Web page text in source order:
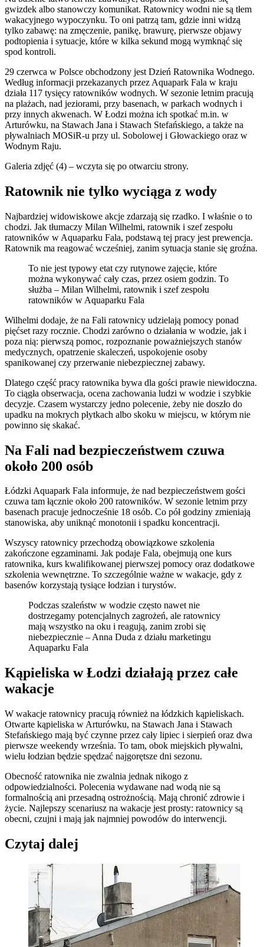
gwizdek albo stanowczy komunikat. Ratownicy wodni nie są tłem
wakacyjnego wypoczynku. To oni patrzą tam, gdzie inni widzą
tylko zabawę: na zmęczenie, panikę, brawurę, pierwsze objawy
podtopienia i sytuacje, które w kilka sekund mogą wymknąć się
spod kontroli.
29 czerwca w Polsce obchodzony jest Dzień Ratownika Wodnego.
Według informacji przekazanych przez Aquapark Fala w kraju
działa 117 tysięcy ratowników wodnych. W sezonie letnim pracują
na plażach, nad jeziorami, przy basenach, w parkach wodnych i
przy innych akwenach. W Łodzi można ich spotkać m.in. w
Arturówku, na Stawach Jana i Stawach Stefańskiego, a także na
pływalniach MOSiR-u przy ul. Sobolowej i Głowackiego oraz w
Wodnym Raju.
Galeria zdjęć (4) – wczyta się po otwarciu strony.
Ratownik nie tylko wyciąga z wody
Najbardziej widowiskowe akcje zdarzają się rzadko. I właśnie o to
chodzi. Jak tłumaczy Milan Wilhelmi, ratownik i szef zespołu
ratowników w Aquaparku Fala, podstawą tej pracy jest prewencja.
Ratownik ma reagować wcześniej, zanim sytuacja stanie się groźna.
To nie jest typowy etat czy rutynowe zajęcie, które
można wykonywać cały czas, przez osiem godzin. To
służba – Milan Wilhelmi, ratownik i szef zespołu
ratowników w Aquaparku Fala
Wilhelmi dodaje, że na Fali ratownicy udzielają pomocy ponad
pięćset razy rocznie. Chodzi zarówno o działania w wodzie, jak i
poza nią: pierwszą pomoc, rozpoznanie poważniejszych stanów
medycznych, opatrzenie skaleczeń, uspokojenie osoby
spanikowanej czy przerwanie niebezpiecznej zabawy.
Dlatego część pracy ratownika bywa dla gości prawie niewidoczna.
To ciągła obserwacja, ocena zachowania ludzi w wodzie i szybkie
decyzje. Czasem wystarczy jedno polecenie, żeby nie doszło do
upadku na mokrych płytkach albo skoku w miejscu, w którym nie
powinno się skakać.
Na Fali nad bezpieczeństwem czuwa
około 200 osób
Łódzki Aquapark Fala informuje, że nad bezpieczeństwem gości
czuwa tam łącznie około 200 ratowników. W sezonie letnim przy
basenach pracuje jednocześnie 18 osób. Co pół godziny zmieniają
stanowiska, aby uniknąć monotonii i spadku koncentracji.
Wszyscy ratownicy przechodzą obowiązkowe szkolenia
zakończone egzaminami. Jak podaje Fala, obejmują one kurs
ratownika, kurs kwalifikowanej pierwszej pomocy oraz dodatkowe
szkolenia wewnętrzne. To szczególnie ważne w wakacje, gdy z
basenów korzystają tysiące łodzian i turystów.
Podczas szaleństw w wodzie często nawet nie
dostrzegamy potencjalnych zagrożeń, ale ratownicy
mają wszystko na oku i reagują, zanim zrobi się
niebezpiecznie – Anna Duda z działu marketingu
Aquaparku Fala
Kąpieliska w Łodzi działają przez całe
wakacje
W wakacje ratownicy pracują również na łódzkich kąpieliskach.
Otwarte kąpieliska w Arturówku, na Stawach Jana i Stawach
Stefańskiego mają być czynne przez cały lipiec i sierpień oraz dwa
pierwsze weekendy września. To tam, obok miejskich pływalni,
wielu łodzian będzie spędzać najgorętsze dni sezonu.
Obecność ratownika nie zwalnia jednak nikogo z
odpowiedzialności. Polecenia wydawane nad wodą nie są
formalnością ani przesadną ostrożnością. Mają chronić zdrowie i
życie. Najlepszy scenariusz na wakacje jest prosty: ratownicy są
obecni, czujni i mają jak najmniej powodów do interwencji.
Czytaj dalej